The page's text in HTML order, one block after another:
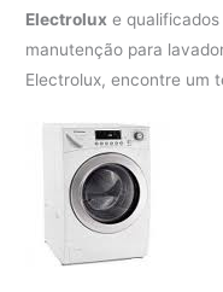
Electrolux e
manutenção para
Electrolux, encontre um